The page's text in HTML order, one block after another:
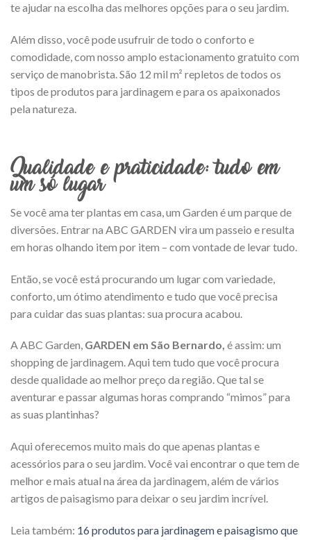
te ajudar na escolha das melhores opções para o seu jardim.
Além disso, você pode usufruir de todo o conforto e
comodidade, com nosso amplo estacionamento gratuito com
serviço de manobrista. São 12 mil m² repletos de todos os
tipos de produtos para jardinagem e para os apaixonados
pela natureza.
Qualidade e praticidade: tudo em
um só lugar
Se você ama ter plantas em casa, um Garden é um parque de
diversões. Entrar na ABC GARDEN vira um passeio e resulta
em horas olhando item por item – com vontade de levar tudo.
Então, se você está procurando um lugar com variedade,
conforto, um ótimo atendimento e tudo que você precisa
para cuidar das suas plantas: sua procura acabou.
A ABC Garden, GARDEN em São Bernardo, é assim: um
shopping de jardinagem. Aqui tem tudo que você procura
desde qualidade ao melhor preço da região. Que tal se
aventurar e passar algumas horas comprando “mimos” para
as suas plantinhas?
Aqui oferecemos muito mais do que apenas plantas e
acessórios para o seu jardim. Você vai encontrar o que tem de
melhor e mais atual na área da jardinagem, além de vários
artigos de paisagismo para deixar o seu jardim incrível.
Leia também: 16 produtos para jardinagem e paisagismo que